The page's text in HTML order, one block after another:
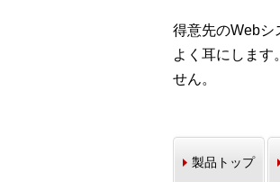
得意先のWebシ
よく耳にします
せん。
製品トップ